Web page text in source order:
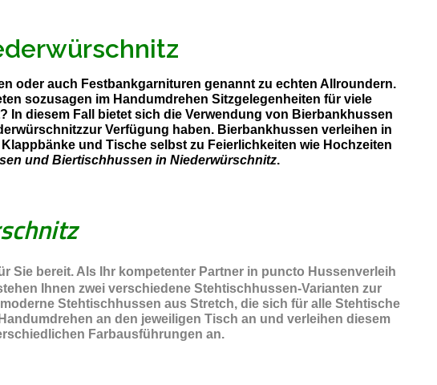
oder auch Festbankgarnituren genannt zu echten Allroundern.
sozusagen im Handumdrehen Sitzgelegenheiten für viele
In diesem Fall bietet sich die Verwendung von Bierbankhussen
Verfügung haben. Bierbankhussen verleihen in
und Tische selbst zu Feierlichkeiten wie Hochzeiten
und Biertischhussen in Niederwürschnitz.
Sie bereit. Als Ihr kompetenter Partner in puncto Hussenverleih
Ihnen zwei verschiedene Stehtischhussen-Varianten zur
Stehtischhussen aus Stretch, die sich für alle Stehtische
an den jeweiligen Tisch an und verleihen diesem
Farbausführungen an.